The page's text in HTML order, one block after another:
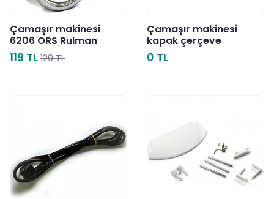
Çamaşır makinesi
6206 ORS Rulman
119 TL 129 TL
Çamaşır makinesi
kapak çerçeve
0 TL